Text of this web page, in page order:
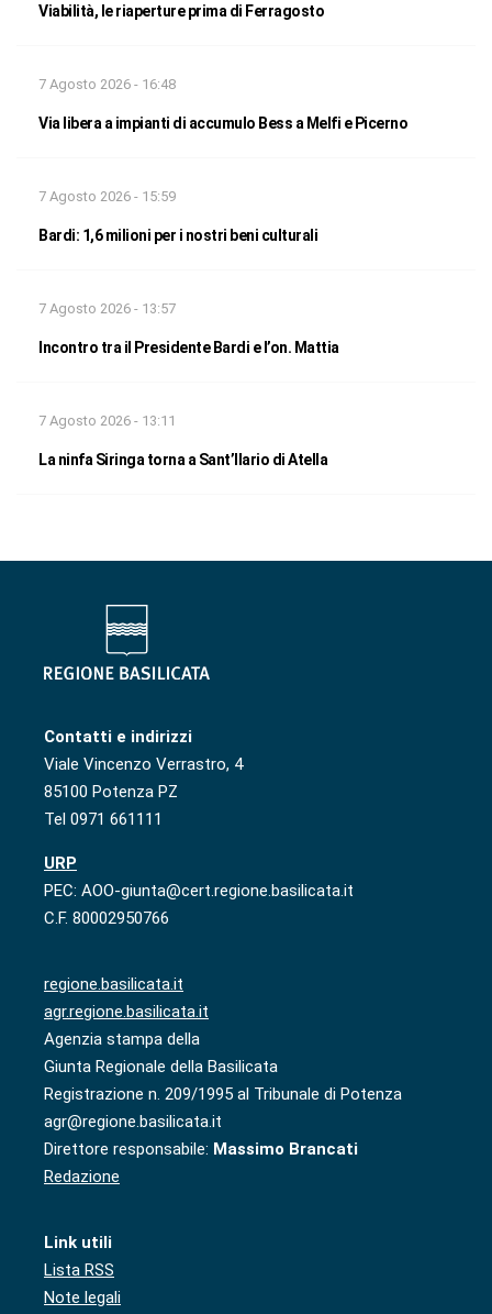
Viabilità, le riaperture prima di Ferragosto
7 Agosto 2026 - 16:48
Via libera a impianti di accumulo Bess a Melfi e Picerno
7 Agosto 2026 - 15:59
Bardi: 1,6 milioni per i nostri beni culturali
7 Agosto 2026 - 13:57
Incontro tra il Presidente Bardi e l’on. Mattia
7 Agosto 2026 - 13:11
La ninfa Siringa torna a Sant’Ilario di Atella
Contatti e indirizzi
Viale Vincenzo Verrastro, 4
85100 Potenza PZ
Tel 0971 661111
URP
PEC: AOO-giunta@cert.regione.basilicata.it
C.F. 80002950766
regione.basilicata.it
agr.regione.basilicata.it
Agenzia stampa della
Giunta Regionale della Basilicata
Registrazione n. 209/1995 al Tribunale di Potenza
agr@regione.basilicata.it
Direttore responsabile: Massimo Brancati
Redazione
Link utili
Lista RSS
Note legali